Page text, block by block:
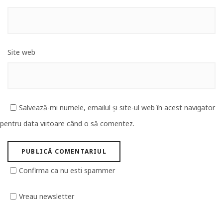
Site web
Salvează-mi numele, emailul și site-ul web în acest navigator
pentru data viitoare când o să comentez.
Confirma ca nu esti spammer
Vreau newsletter